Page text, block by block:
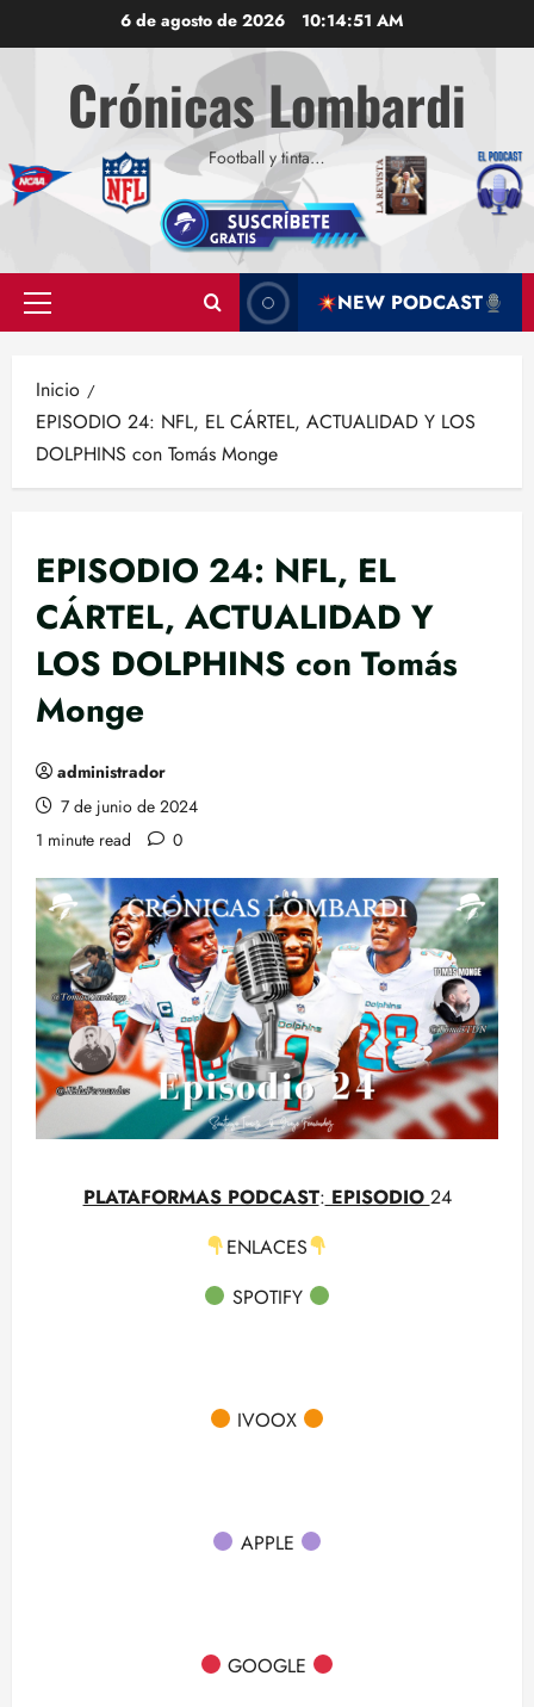
al
contenido
6 de agosto de 2026 10:14:52 AM
Crónicas Lombardi
Football y tinta…
Menú
NEW PODCAST
Inicio
EPISODIO 24: NFL, EL CÁRTEL, ACTUALIDAD Y LOS
DOLPHINS con Tomás Monge
EPISODIO 24: NFL, EL
CÁRTEL, ACTUALIDAD Y
LOS DOLPHINS con Tomás
Monge
administrador
7 de junio de 2024
1 minute read
0
PLATAFORMAS PODCAST: EPISODIO 24
ENLACES
SPOTIFY
IVOOX
APPLE
GOOGLE